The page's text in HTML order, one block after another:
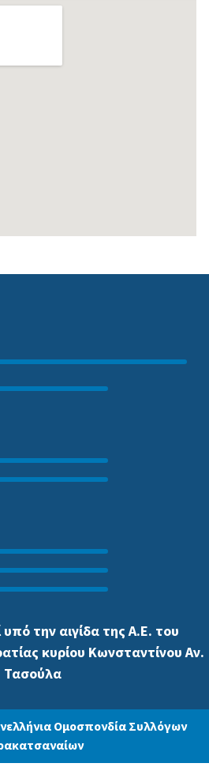
υπό την αιγίδα της Α.Ε. του
κυρίου Κωνσταντίνου Αν.
Τασούλα
Ομοσπονδία Συλλόγων